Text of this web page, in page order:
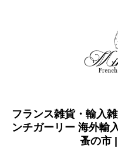
フランス雑貨・輸入
ンチガーリー 海外輸
蚤の市